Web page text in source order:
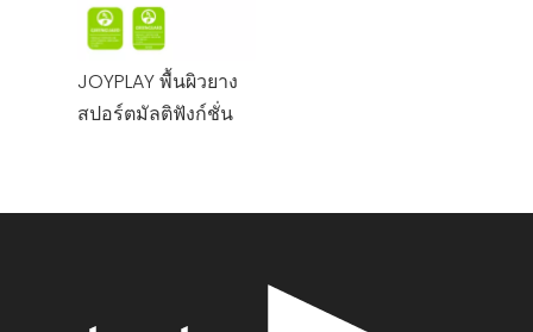
JOYPLAY พื้นผิวยาง
สปอร์ตมัลติฟังก์ชั่น